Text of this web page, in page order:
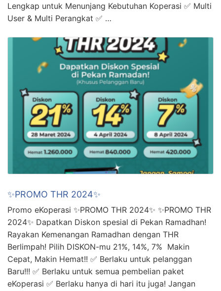
Lengkap untuk Menunjang Kebutuhan Koperasi ✅ Multi
User & Multi Perangkat ✅ …
✨PROMO THR 2024✨
Promo eKoperasi ✨PROMO THR 2024✨ ✨PROMO THR
2024✨ Dapatkan Diskon spesial di Pekan Ramadhan!
Rayakan Kemenangan Ramadhan dengan THR
Berlimpah! Pilih DISKON-mu 21%, 14%, 7% Makin
Cepat, Makin Hemat!! ✅ Berlaku untuk pelanggan
Baru!!! ✅ Berlaku untuk semua pembelian paket
eKoperasi ✅ Berlaku hanya di hari itu juga! Jangan